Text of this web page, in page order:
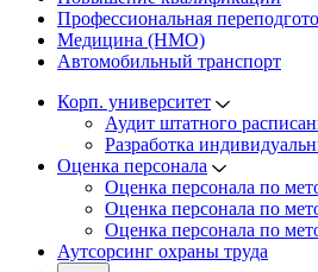
Профессиональная
Медицина (НМО)
Автомобильный транспорт
Корп. университет
Аудит штатного
Разработка
Оценка персонала
Оценка персонала по
Оценка персонала по
Оценка персонала по
Аутсорсинг охраны труда